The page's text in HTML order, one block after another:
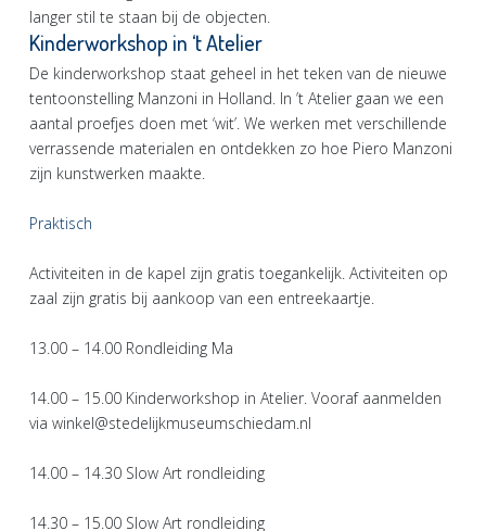
langer stil te staan bij de objecten.
Kinderworkshop in ‘t Atelier
De kinderworkshop staat geheel in het teken van de nieuwe
tentoonstelling Manzoni in Holland. In ’t Atelier gaan we een
aantal proefjes doen met ‘wit’. We werken met verschillende
verrassende materialen en ontdekken zo hoe Piero Manzoni
zijn kunstwerken maakte.
Praktisch
Activiteiten in de kapel zijn gratis toegankelijk. Activiteiten op
zaal zijn gratis bij aankoop van een entreekaartje.
13.00 – 14.00 Rondleiding Ma
14.00 – 15.00 Kinderworkshop in Atelier. Vooraf aanmelden
via winkel@stedelijkmuseumschiedam.nl
14.00 – 14.30 Slow Art rondleiding
14.30 – 15.00 Slow Art rondleiding